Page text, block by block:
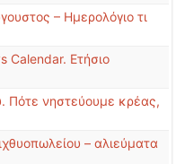
– Ημερολόγιο τι
Calendar. Ετήσιο
Πότε νηστεύουμε κρέας,
– αλιεύματα